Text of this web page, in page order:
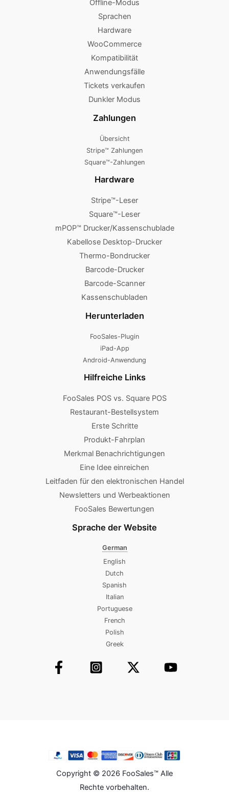
Offline-Modus
Sprachen
Hardware
WooCommerce
Kompatibilität
Anwendungsfälle
Tickets verkaufen
Dunkler Modus
Zahlungen
Übersicht
Stripe™ Zahlungen
Square™-Zahlungen
Hardware
Stripe™-Leser
Square™-Leser
mPOP™ Drucker/Kassenschublade
Kabellose Desktop-Drucker
Thermo-Bondrucker
Barcode-Drucker
Barcode-Scanner
Kassenschubladen
Herunterladen
FooSales-Plugin
iPad-App
Android-Anwendung
Hilfreiche Links
FooSales POS vs. Square POS
Restaurant-Bestellsystem
Erste Schritte
Produkt-Fahrplan
Merkmal Benachrichtigungen
Eine Idee einreichen
Leitfaden für den elektronischen Handel
Newsletters und Werbeaktionen
FooSales Bewertungen
Sprache der Website
German
English
Dutch
Spanish
Italian
Portuguese
French
Polish
Greek
Copyright © 2026 FooSales™ Alle
Rechte vorbehalten.